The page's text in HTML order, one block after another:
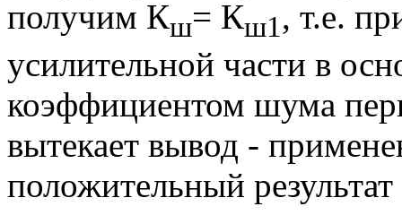
получим Кш= Кш1, т.е.
усилительной части в
коэффициентом шума
вытекает вывод -
положительный